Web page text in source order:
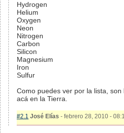
Hydrogen
Helium
Oxygen
Neon
Nitrogen
Carbon
Silicon
Magnesium
Iron
Sulfur
Como puedes ver por la lista,
acá en la Tierra.
#2.1 José Elías - febrero 28, 2010 -